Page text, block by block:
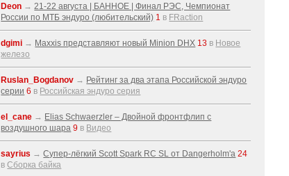
Deon →21-22 августа | БАННОЕ | Финал РЭС, Чемпионат
России по МТБ эндуро (любительский) 1 в FRaction
dgimi → Maxxis представляют новый Minion DHX 13 в Новое
железо
Ruslan_Bogdanov → Рейтинг за два этапа Российской эндуро
серии 6 в Российская эндуро серия
el_cane → Elias Schwaerzler – Двойной фронтфлип с
воздушного шара 9 в Видео
sayrius →Супер-лёгкий Scott Spark RC SL от Dangerholm'a 24
вСборка байка